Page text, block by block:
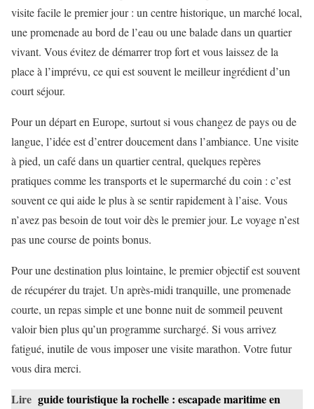
visite facile le premier jour : un centre historique, un marché local,
une promenade au bord de l’eau ou une balade dans un quartier
vivant. Vous évitez de démarrer trop fort et vous laissez de la
place à l’imprévu, ce qui est souvent le meilleur ingrédient d’un
court séjour.
Pour un départ en Europe, surtout si vous changez de pays ou de
langue, l’idée est d’entrer doucement dans l’ambiance. Une visite
à pied, un café dans un quartier central, quelques repères
pratiques comme les transports et le supermarché du coin : c’est
souvent ce qui aide le plus à se sentir rapidement à l’aise. Vous
n’avez pas besoin de tout voir dès le premier jour. Le voyage n’est
pas une course de points bonus.
Pour une destination plus lointaine, le premier objectif est souvent
de récupérer du trajet. Un après-midi tranquille, une promenade
courte, un repas simple et une bonne nuit de sommeil peuvent
valoir bien plus qu’un programme surchargé. Si vous arrivez
fatigué, inutile de vous imposer une visite marathon. Votre futur
vous dira merci.
Lire guide touristique la rochelle : escapade maritime en